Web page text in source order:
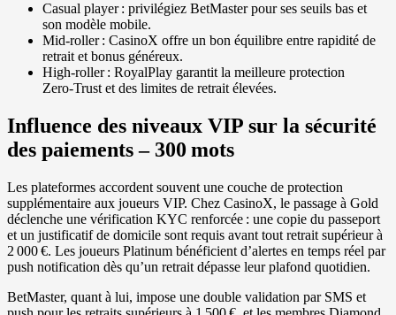
Casual player : privilégiez BetMaster pour ses seuils bas et
son modèle mobile.
Mid‑roller : CasinoX offre un bon équilibre entre rapidité de
retrait et bonus généreux.
High‑roller : RoyalPlay garantit la meilleure protection
Zero‑Trust et des limites de retrait élevées.
Influence des niveaux VIP sur la sécurité
des paiements – 300 mots
Les plateformes accordent souvent une couche de protection
supplémentaire aux joueurs VIP. Chez CasinoX, le passage à Gold
déclenche une vérification KYC renforcée : une copie du passeport
et un justificatif de domicile sont requis avant tout retrait supérieur à
2 000 €. Les joueurs Platinum bénéficient d’alertes en temps réel par
push notification dès qu’un retrait dépasse leur plafond quotidien.
BetMaster, quant à lui, impose une double validation par SMS et